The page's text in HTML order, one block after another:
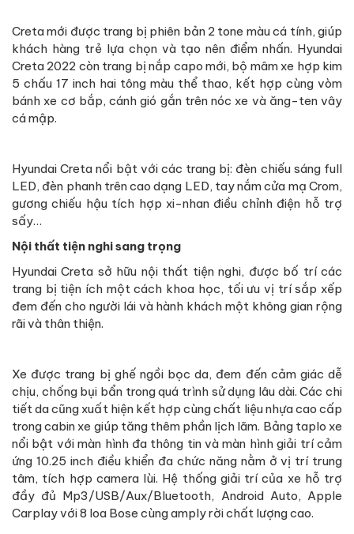
Creta mới được trang bị phiên bản 2 tone màu cá tính, giúp
khách hàng trẻ lựa chọn và tạo nên điểm nhấn. Hyundai
Creta 2022 còn trang bị nắp capo mới, bộ mâm xe hợp kim
5 chấu 17 inch hai tông màu thể thao, kết hợp cùng vòm
bánh xe cơ bắp, cánh gió gắn trên nóc xe và ăng-ten vây
cá mập.
Hyundai Creta nổi bật với các trang bị: đèn chiếu sáng full
LED, đèn phanh trên cao dạng LED, tay nắm cửa mạ Crom,
gương chiếu hậu tích hợp xi-nhan điều chỉnh điện hỗ trợ
sấy…
Nội thất tiện nghi sang trọng
Hyundai Creta sở hữu nội thất tiện nghi, được bố trí các
trang bị tiện ích một cách khoa học, tối ưu vị trí sắp xếp
đem đến cho người lái và hành khách một không gian rộng
rãi và thân thiện.
Xe được trang bị ghế ngồi bọc da, đem đến cảm giác dễ
chịu, chống bụi bẩn trong quá trình sử dụng lâu dài. Các chi
tiết da cũng xuất hiện kết hợp cùng chất liệu nhựa cao cấp
trong cabin xe giúp tăng thêm phần lịch lãm. Bảng taplo xe
nổi bật với màn hình đa thông tin và màn hình giải trí cảm
ứng 10.25 inch điều khiển đa chức năng nằm ở vị trí trung
tâm, tích hợp camera lùi. Hệ thống giải trí của xe hỗ trợ
đầy đủ Mp3/USB/Aux/Bluetooth, Android Auto, Apple
Carplay với 8 loa Bose cùng amply rời chất lượng cao.